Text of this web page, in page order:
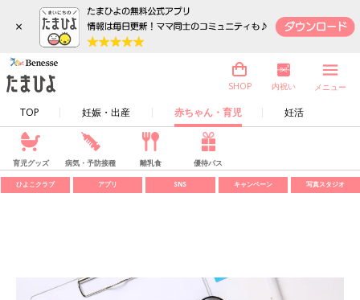
×
TOP 妊娠・出産 赤ちゃん・育児 妊活
SHOP 内祝い メニュー
育児グッズ 病気・予防接種 離乳食 優待パス
ひよこクラブ アプリ SNS キャンペーン 写真スタジオ